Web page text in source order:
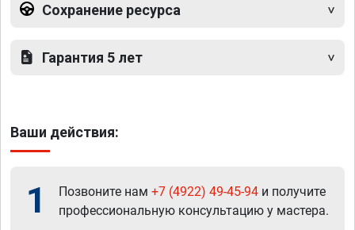
Сохранение ресурса
Гарантия 5 лет
Ваши действия:
1 Позвоните нам +7 (4922) 49-45-94 и получите
профессиональную консультацию у мастера.